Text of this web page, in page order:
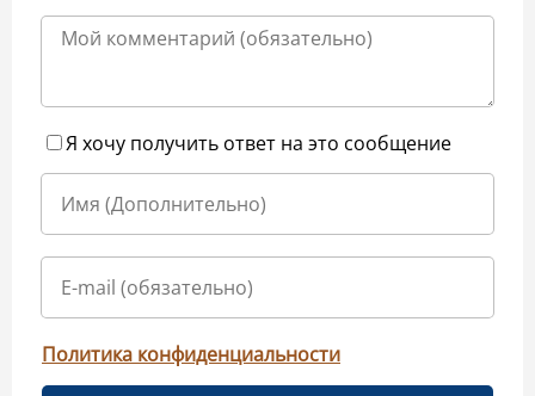
Я хочу получить ответ на это сообщение
Политика конфиденциальности